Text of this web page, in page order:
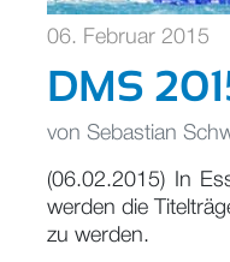
06. Februar 2015
DMS
von Sebastian
(06.02.2015) In
werden die
zu werden.